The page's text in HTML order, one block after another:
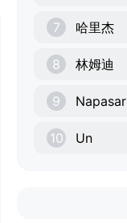
7 哈里杰
8 林姆迪
9 Napasar
10 Un